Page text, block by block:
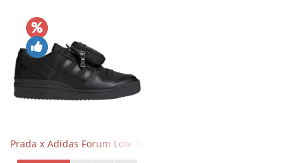
Prada x Adidas Forum Low Triple Black